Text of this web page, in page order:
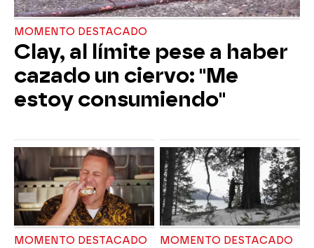
MOMENTO DESTACADO
Clay, al límite pese a haber
cazado un ciervo: "Me
estoy consumiendo"
MOMENTO DESTACADO MOMENTO DESTACADO